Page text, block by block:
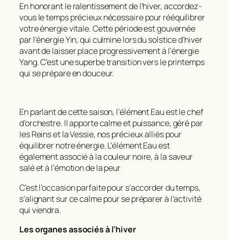
En honorant le ralentissement de l’hiver, accordez-
vous le temps précieux nécessaire pour rééquilibrer
votre énergie vitale. Cette période est gouvernée
par l’énergie Yin, qui culmine lors du solstice d’hiver
avant de laisser place progressivement à l’énergie
Yang. C’est une superbe transition vers le printemps
qui se prépare en douceur.
En parlant de cette saison, l’élément Eau est le chef
d’orchestre. Il apporte calme et puissance, géré par
les Reins et la Vessie, nos précieux alliés pour
équilibrer notre énergie. L’élément Eau est
également associé à la couleur noire, à la saveur
salé et à l’émotion de la peur
C’est l’occasion parfaite pour s’accorder du temps,
s’alignant sur ce calme pour se préparer à l’activité
qui viendra.
Les organes associés à l’hiver